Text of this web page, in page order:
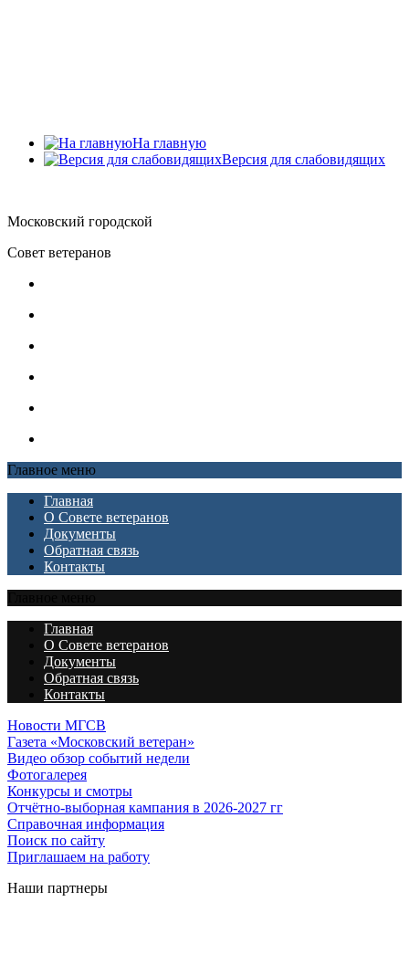
На главную
Версия для слабовидящих
Московский городской
Совет ветеранов
Главное меню
Главная
О Совете ветеранов
Документы
Обратная связь
Контакты
Главная
О Совете ветеранов
Документы
Обратная связь
Контакты
Новости МГСВ
Газета «Московский ветеран»
Видео обзор событий недели
Фотогалерея
Конкурсы и смотры
Отчётно-выборная кампания в 2026-2027 гг
Справочная информация
Поиск по сайту
Приглашаем на работу
Наши партнеры